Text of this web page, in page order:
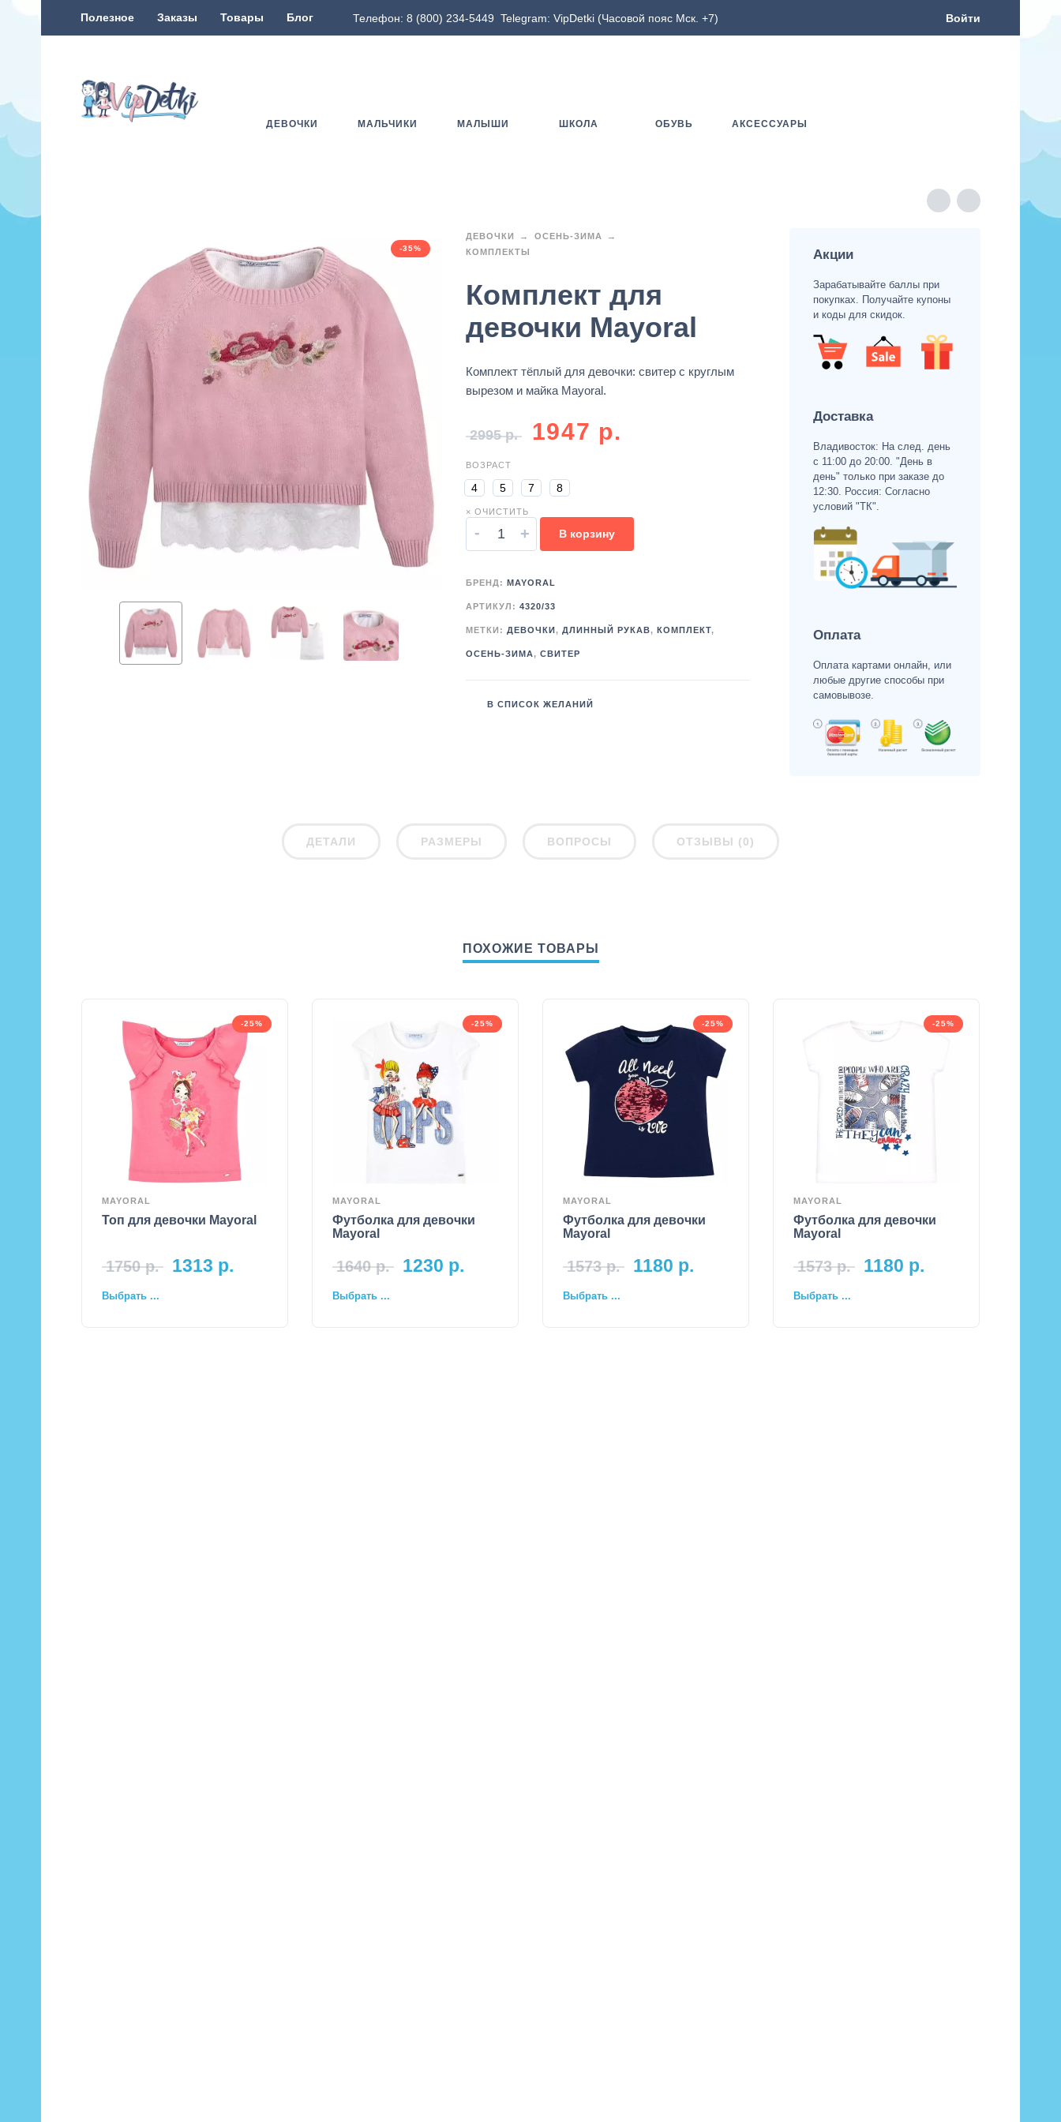
Полезное Заказы Товары Блог Телефон: 8 (800) 234-5449 Telegram: VipDetki (Часовой пояс Мск. +7) Войти
ДЕВОЧКИ МАЛЬЧИКИ МАЛЫШИ ШКОЛА ОБУВЬ АКСЕССУАРЫ
-35%
ДЕВОЧКИ
ОСЕНЬ-ЗИМА
КОМПЛЕКТЫ
Комплект для
девочки Mayoral
Комплект тёплый для девочки: свитер с круглым
вырезом и майка Mayoral.
2995р. 1947 р.
ВОЗРАСТ
4 5 7 8
× ОЧИСТИТЬ
- + В корзину
БРЕНД: MAYORAL
АРТИКУЛ: 4320/33
МЕТКИ: ДЕВОЧКИ , ДЛИННЫЙ РУКАВ, КОМПЛЕКТ,
ОСЕНЬ-ЗИМА, СВИТЕР
В СПИСОК ЖЕЛАНИЙ
Акции
Зарабатывайте баллы при
покупках. Получайте купоны
и коды для скидок.
Доставка
Владивосток: На след. день
с 11:00 до 20:00. "День в
день" только при заказе до
12:30. Россия: Согласно
условий "ТК".
Оплата
Оплата картами онлайн, или
любые другие способы при
самовывозе.
ДЕТАЛИ РАЗМЕРЫ ВОПРОСЫ ОТЗЫВЫ (0)
ПОХОЖИЕ ТОВАРЫ
-25%
MAYORAL
Топ для девочки Mayoral
1750р. 1313 р.
Выбрать ...
-25%
MAYORAL
Футболка для девочки
Mayoral
1640р. 1230 р.
Выбрать ...
-25%
MAYORAL
Футболка для девочки
Mayoral
1573р. 1180 р.
Выбрать ...
-25%
MAYORAL
Футболка для девочки
Mayoral
1573р. 1180 р.
Выбрать ...